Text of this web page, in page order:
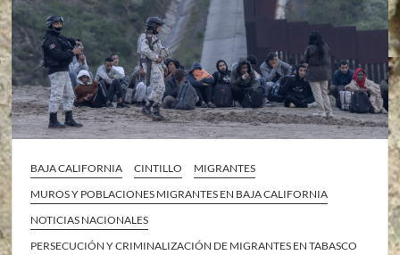
BAJA CALIFORNIA CINTILLO
MIGRANTES
MUROS Y POBLACIONES MIGRANTES EN BAJA CALIFORNIA
NOTICIAS NACIONALES
PERSECUCIÓN Y CRIMINALIZACIÓN DE MIGRANTES EN TABASCO